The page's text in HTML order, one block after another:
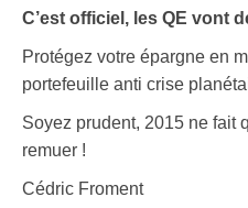
C’est officiel, les QE vont
Protégez votre épargne en
portefeuille anti crise
Soyez prudent, 2015 ne fait
remuer !
Cédric Froment